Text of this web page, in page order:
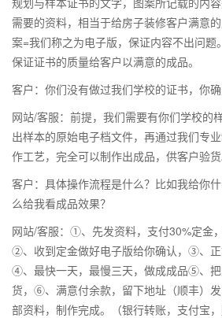
需要的资料，相当于给房子装修客户满意
案=我们称之为电子版，保证内容不出问题
保证证书的质量给客户以满意的成品。
客户：你们没有做过我们学校的证书，你确
网站/客服：前提，我们需要有你们学校的
出样本的原始电子档文件，再通过我们专
作工艺，完全可以制作出成品，供客户验货
客户：具体操作流程是什么？比如我给你
么给我看成品效果？
网站/客服：①、先发资料，支付30%定金
②、收到定金做好电子版给你确认，③、正
④、最快一天，最慢三天，做成成品⑤、
货，⑥、满意付余款，留下地址（顺丰）
部资料，制作完成。（银行转账，支付宝，